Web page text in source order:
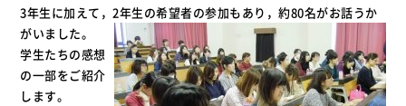
3年生に加えて，2年生の希望者の参加もあり，約80名がお話うか
がいました。
学生たちの感想
の一部をご紹介
します。